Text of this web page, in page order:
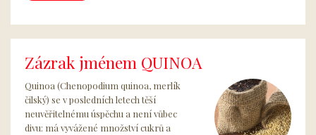
Zázrak jménem QUINOA
Quinoa (Chenopodium quinoa, merlík
čilský) se v posledních letech těší
neuvěřitelnému úspěchu a není vůbec
divu: má vyvážené množství cukrů a